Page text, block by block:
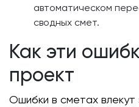
автоматическом
сводных смет.
Как эти
проект
Ошибки в сметах влекут